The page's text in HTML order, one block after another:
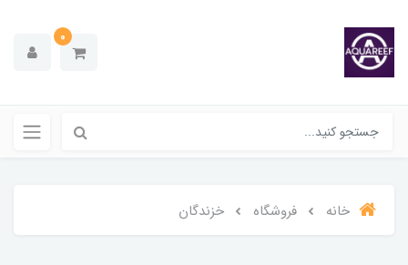
0
خانه فروشگاه خزندگان